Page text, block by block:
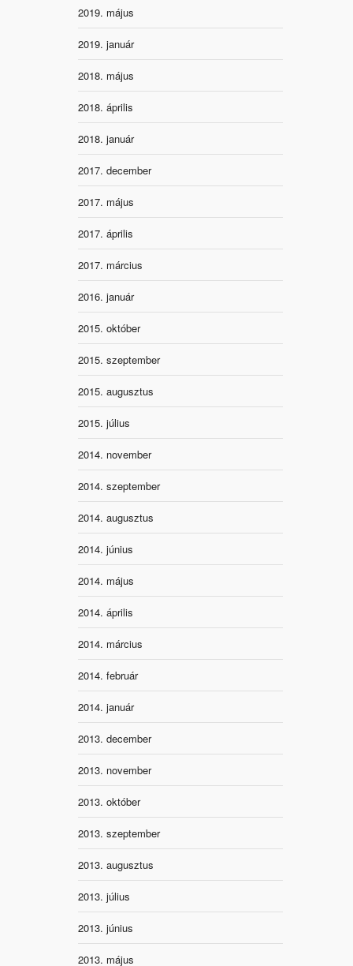
2019. május
2019. január
2018. május
2018. április
2018. január
2017. december
2017. május
2017. április
2017. március
2016. január
2015. október
2015. szeptember
2015. augusztus
2015. július
2014. november
2014. szeptember
2014. augusztus
2014. június
2014. május
2014. április
2014. március
2014. február
2014. január
2013. december
2013. november
2013. október
2013. szeptember
2013. augusztus
2013. július
2013. június
2013. május